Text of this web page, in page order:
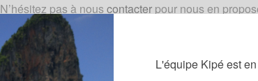
L'équipe Kipé est
N’hésitez pas à nous contacterpour nous en
Evènements à venir :
https://www.facebook.com/events/